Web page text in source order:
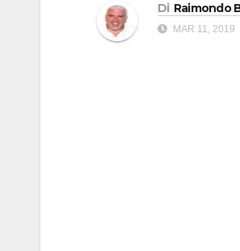
Di Raimondo
MAR 11, 2019